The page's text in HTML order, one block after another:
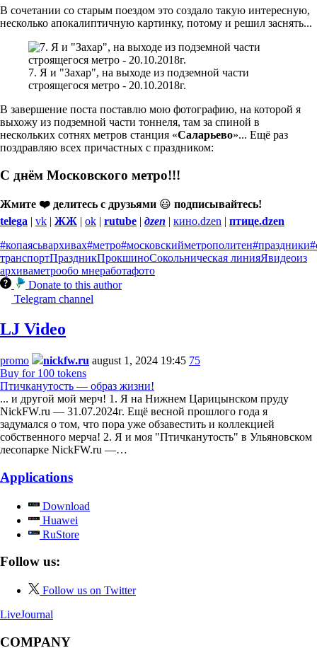
В сочетании со старым поездом это создало такую интересную,
несколько апокалиптичную картинку, потому и решил заснять...
7. Я и "Захар", на выходе из подземной части
строящегося метро - 20.10.2018г.
В завершение поста поставлю мою фотографию, на которой я
выхожу из подземной части тоннеля, там за спиной в
нескольких сотнях метров станция «Саларьево»... Ещё раз
поздравляю всех причастных с праздником:
С днём Московского метро!!!
Жмите ❤️ делитесь с друзьями 😃 подписывайтесь!
telega
vk ЖЖ ok rutube дzen кино.dzen
птице.dzen
#копаясьвархивах#метро#московскийметрополитен#праздники
транспортПраздникПрокшиноСокольническая линияЯвидеоиз
архиваметрообо мнеработафото
Donate to this author
Telegram channel
LJ Video
promo nickfw.ru august 1, 2024 19:45 75
Buy for 100 tokens
Птичканутость — образ жизни!
... и другой мой мерч! 1. Я на Нижнем Царицынском пруду
NickFW.ru — 31.07.2024г. Ещё весной прошлого года я
задумался о том, что пора уже обзавестить и коллекцией
собственного мерча! 2. Я и моя "Птичканутость" в Ульяновском
лесопарке NickFW.ru —…
Applications
Download
Huawei
RuStore
Follow us:
Follow us on Twitter
LiveJournal
COMPANY